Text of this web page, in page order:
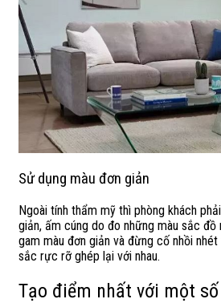
Sử dụng màu đơn giản
Ngoài tính thẩm mỹ thì phòng khách
giản, ấm cúng do đo những màu sắc đồ
gam màu đơn giản và đừng cố nhồi nhét
sắc rực rỡ ghép lại với nhau.
Tạo điểm nhất với một